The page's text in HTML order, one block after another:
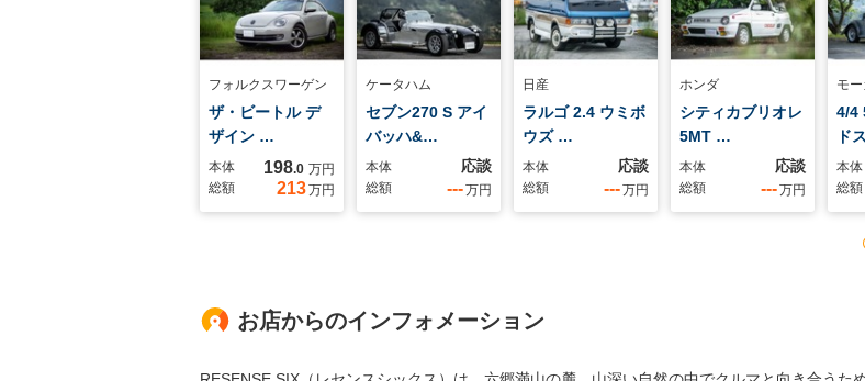
フォルクスワーゲン
ザ・ビートル デ
ザイン …
本体 198.0 万円
総額
213万円
ケータハム
セブン270 S アイ
バッハ&…
本体 応談
総額 ---万円
日産
ラルゴ 2.4 ウミボ
ウズ …
本体 応談
総額 ---万円
ホンダ
シティカブリオレ
5MT …
本体 応談
総額 ---万円
モ
4/4
ド
本体
総額
お店からのインフォメーション